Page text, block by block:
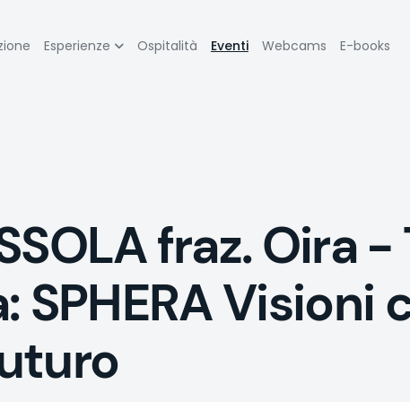
Esperienze Ospitalità Eventi Webcams E-books
fraz. Oira -
SPHERA Visioni